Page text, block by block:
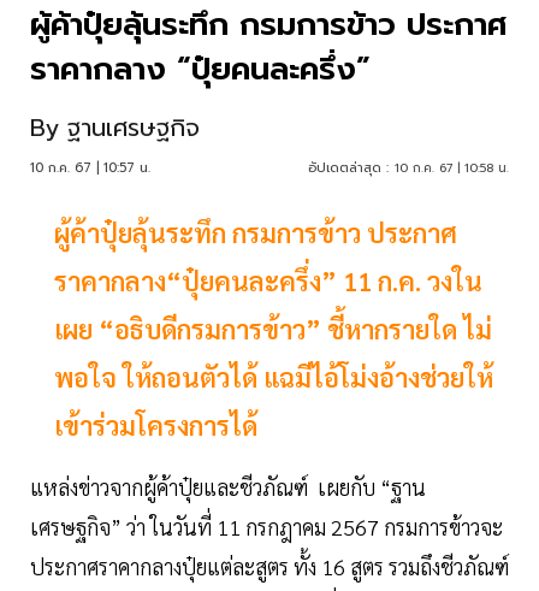
ผู้ค้าปุ๋ยลุ้นระทึก กรมการข้าว ประกาศ
ราคากลาง “ปุ๋ยคนละครึ่ง”
By ฐานเศรษฐกิจ
10 ก.ค. 67 | 10:57 น. อัปเดตล่าสุด : 10 ก.ค. 67 | 10:58 น.
ผู้ค้าปุ๋ยลุ้นระทึก กรมการข้าว ประกาศ
ราคากลาง“ปุ๋ยคนละครึ่ง” 11 ก.ค. วงใน
เผย “อธิบดีกรมการข้าว” ชี้หากรายใด ไม่
พอใจ ให้ถอนตัวได้ แฉมีไอ้โม่งอ้างช่วยให้
เข้าร่วมโครงการได้
แหล่งข่าวจากผู้ค้าปุ๋ยและชีวภัณฑ์ เผยกับ “ฐาน
เศรษฐกิจ” ว่า ในวันที่ 11 กรกฎาคม 2567 กรมการข้าวจะ
ประกาศราคากลางปุ๋ยแต่ละสูตร ทั้ง 16 สูตร รวมถึงชีวภัณฑ์